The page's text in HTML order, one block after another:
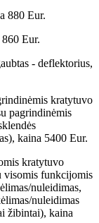
880 Eur.
Eur.
- deflektorius,
kratytuvo
pagrindinėmis
kaina 5400 Eur.
kratytuvo
funkcijomis
nuleidimas,
nuleidimas
žibintai), kaina